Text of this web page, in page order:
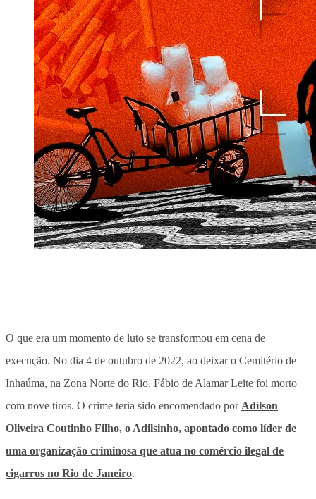
O que era um momento de luto se transformou em cena de
execução. No dia 4 de outubro de 2022, ao deixar o Cemitério de
Inhaúma, na Zona Norte do Rio, Fábio de Alamar Leite foi morto
com nove tiros. O crime teria sido encomendado por Adílson
Oliveira Coutinho Filho, o Adilsinho, apontado como líder de
uma organização criminosa que atua no comércio ilegal de
cigarros no Rio de Janeiro.